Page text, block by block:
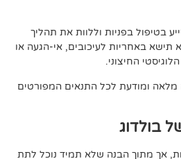
את תהליך
אי-הגעה או
התנאים המפורטים
שלא תמיד נוכל לתת